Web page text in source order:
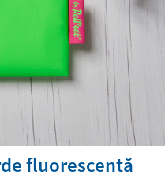
fluorescentă